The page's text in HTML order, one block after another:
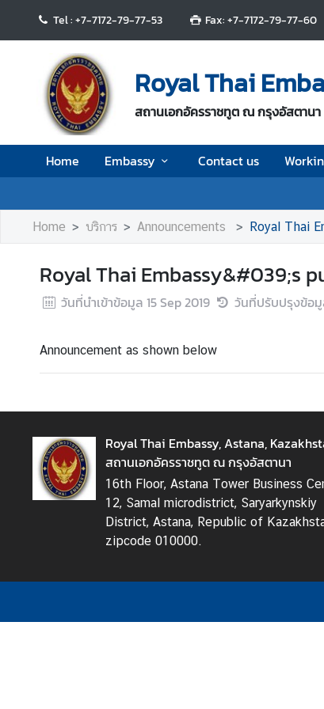
Tel : +7-7172-79-77-53 Fax: +7-7172-79-77-60
Royal Thai
สถานเอกอัครราชทูต ณ กรุงอัสตานา
Home Embassy Contact us
m
e
E
m
b
s
s
C
n
u
s
W
n
H
Home บริการ Announcements Royal Thai
Royal Thai Embassy&#039;s
วันที่นำเข้าข้อมูล 15 Sep 2019 วันที่ปรับปรุงข้อ
Announcement as shown below
Royal Thai Embassy, Astana,
สถานเอกอัครราชทูต ณ กรุงอัสตานา
16th Floor, Astana Tower Business
12, Samal microdistrict, Saryarkynskiy
District, Astana, Republic of
zipcode 010000.